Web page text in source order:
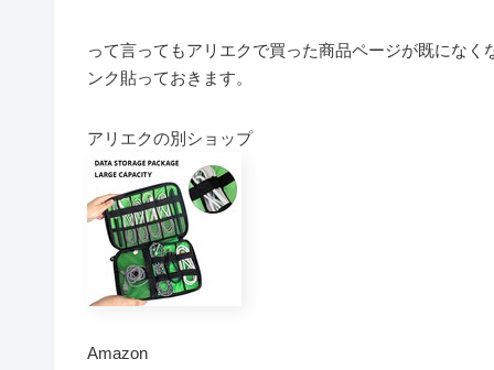
って言ってもアリエクで買った商品ページが既にな
ンク貼っておきます。
アリエクの別ショップ
Amazon